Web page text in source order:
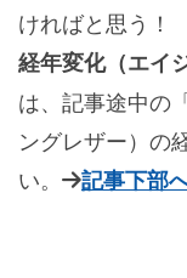
ければと思う！
経年変化（エイ
は、記事途中の
ングレザー）の
い。
記事下部